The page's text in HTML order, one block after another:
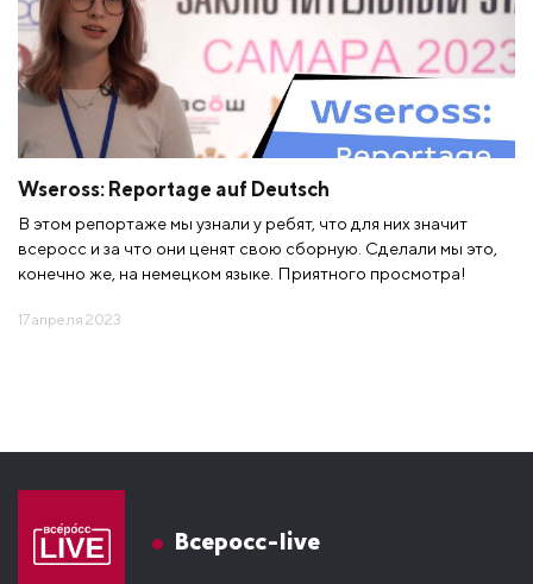
Wseross: Reportage auf Deutsch
В этом репортаже мы узнали у ребят, что для них значит
всеросс и за что они ценят свою сборную. Сделали мы это,
конечно же, на немецком языке. Приятного просмотра!
17 апреля 2023
Всеросс-live